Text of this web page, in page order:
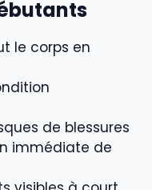
le corps en
de blessures
immédiate de